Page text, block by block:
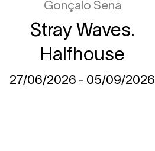
Gonçalo Sena
Stray Waves.
Halfhouse
27/06/2026 - 05/09/2026